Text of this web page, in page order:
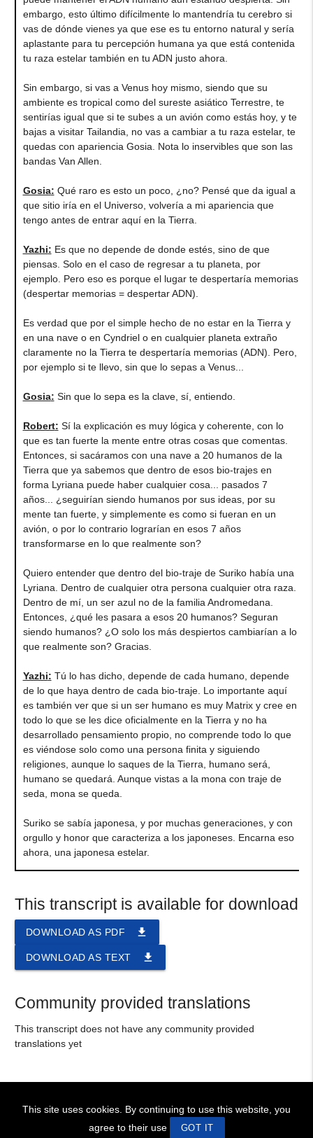
embargo, esto último difícilmente lo mantendría tu cerebro si
vas de dónde vienes ya que ese es tu entorno natural y sería
aplastante para tu percepción humana ya que está contenida
tu raza estelar también en tu ADN justo ahora.
Sin embargo, si vas a Venus hoy mismo, siendo que su
ambiente es tropical como del sureste asiático Terrestre, te
sentirías igual que si te subes a un avión como estás hoy, y te
bajas a visitar Tailandia, no vas a cambiar a tu raza estelar, te
quedas con apariencia Gosia. Nota lo inservibles que son las
bandas Van Allen.
Gosia: Qué raro es esto un poco, ¿no? Pensé que da igual a
que sitio iría en el Universo, volvería a mi apariencia que
tengo antes de entrar aquí en la Tierra.
Yazhi: Es que no depende de donde estés, sino de que
piensas. Solo en el caso de regresar a tu planeta, por
ejemplo. Pero eso es porque el lugar te despertaría memorias
(despertar memorias = despertar ADN).
Es verdad que por el simple hecho de no estar en la Tierra y
en una nave o en Cyndriel o en cualquier planeta extraño
claramente no la Tierra te despertaría memorias (ADN). Pero,
por ejemplo si te llevo, sin que lo sepas a Venus...
Gosia: Sin que lo sepa es la clave, sí, entiendo.
Robert: Sí la explicación es muy lógica y coherente, con lo
que es tan fuerte la mente entre otras cosas que comentas.
Entonces, si sacáramos con una nave a 20 humanos de la
Tierra que ya sabemos que dentro de esos bio-trajes en
forma Lyriana puede haber cualquier cosa... pasados 7
años... ¿seguirían siendo humanos por sus ideas, por su
mente tan fuerte, y simplemente es como si fueran en un
avión, o por lo contrario lograrían en esos 7 años
transformarse en lo que realmente son?
Quiero entender que dentro del bio-traje de Suriko había una
Lyriana. Dentro de cualquier otra persona cualquier otra raza.
Dentro de mí, un ser azul no de la familia Andromedana.
Entonces, ¿qué les pasara a esos 20 humanos? Seguran
siendo humanos? ¿O solo los más despiertos cambiarían a lo
que realmente son? Gracias.
Yazhi: Tú lo has dicho, depende de cada humano, depende
de lo que haya dentro de cada bio-traje. Lo importante aquí
es también ver que si un ser humano es muy Matrix y cree en
todo lo que se les dice oficialmente en la Tierra y no ha
desarrollado pensamiento propio, no comprende todo lo que
es viéndose solo como una persona finita y siguiendo
religiones, aunque lo saques de la Tierra, humano será,
humano se quedará. Aunque vistas a la mona con traje de
seda, mona se queda.
Suriko se sabía japonesa, y por muchas generaciones, y con
orgullo y honor que caracteriza a los japoneses. Encarna eso
ahora, una japonesa estelar.
This transcript is available for download
file_download
DOWNLOAD AS PDF
file_download
DOWNLOAD AS TEXT
Community provided translations
This transcript does not have any community provided
translations yet
This site uses cookies. By continuing to use this website, you
agree to their use
GOT IT
! BIENVENIDOS!~ WELCOME !
Site Design © 2026 swaruu.org team